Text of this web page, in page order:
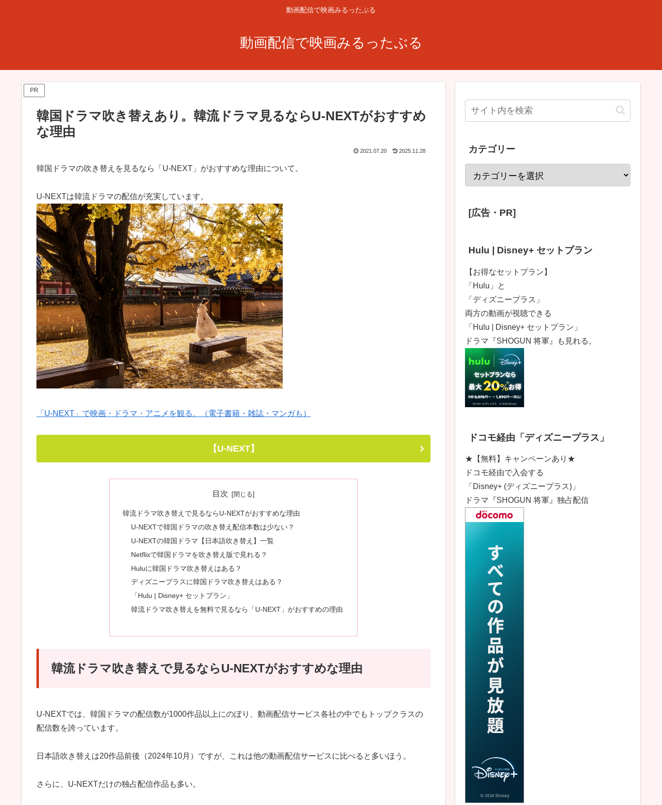
動画配信で映画みるったぶる
動画配信で映画みるったぶる
PR
韓国ドラマ吹き替えあり。韓流ドラマ見るならU-NEXTがおすすめ
な理由
2021.07.20 2025.11.28
韓国ドラマの吹き替えを見るなら「U-NEXT」がおすすめな理由について。
U-NEXTは韓流ドラマの配信が充実しています。
「U-NEXT」で映画・ドラマ・アニメを観る。（電子書籍・雑誌・マンガも）
【U-NEXT】
目次
韓流ドラマ吹き替えで見るならU-NEXTがおすすめな理由
U-NEXTで韓国ドラマの吹き替え配信本数は少ない？
U-NEXTの韓国ドラマ【日本語吹き替え】一覧
Netflixで韓国ドラマを吹き替え版で見れる？
Huluに韓国ドラマ吹き替えはある？
ディズニープラスに韓国ドラマ吹き替えはある？
「Hulu | Disney+ セットプラン」
韓流ドラマ吹き替えを無料で見るなら「U-NEXT」がおすすめの理由
韓流ドラマ吹き替えで見るならU-NEXTがおすすめな理由
U-NEXTでは、韓国ドラマの配信数が1000作品以上にのぼり、動画配信サービス各社の中でもトップクラスの
配信数を誇っています。
日本語吹き替えは20作品前後（2024年10月）ですが、これは他の動画配信サービスに比べると多いほう。
さらに、U-NEXTだけの独占配信作品も多い。
カテゴリー
[広告・PR]
Hulu | Disney+ セットプラン
【お得なセットプラン】
「Hulu」と
「ディズニープラス」
両方の動画が視聴できる
「Hulu | Disney+ セットプラン」
ドラマ『SHOGUN 将軍』も見れる。
ドコモ経由「ディズニープラス」
★【無料】キャンペーンあり★
ドコモ経由で入会する
「Disney+ (ディズニープラス)」
ドラマ『SHOGUN 将軍』独占配信